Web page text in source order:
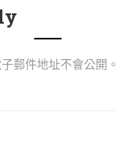
郵件地址不會公開。